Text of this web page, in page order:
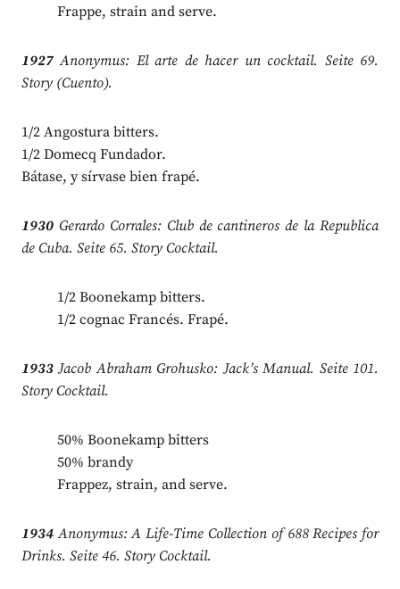
Frappe, strain and serve.
1927Anonymus: El arte de hacer un cocktail. Seite 69.
Story (Cuento).
1/2 Angostura bitters.
1/2 Domecq Fundador.
Bátase, y sírvase bien frapé.
1930Gerardo Corrales: Club de cantineros de la Republica
de Cuba. Seite 65. Story Cocktail.
1/2 Boonekamp bitters.
1/2 cognac Francés. Frapé.
1933Jacob Abraham Grohusko: Jack’s Manual. Seite 101.
Story Cocktail.
50% Boonekamp bitters
50% brandy
Frappez, strain, and serve.
1934Anonymus: A Life-Time Collection of 688 Recipes for
Drinks. Seite 46. Story Cocktail.